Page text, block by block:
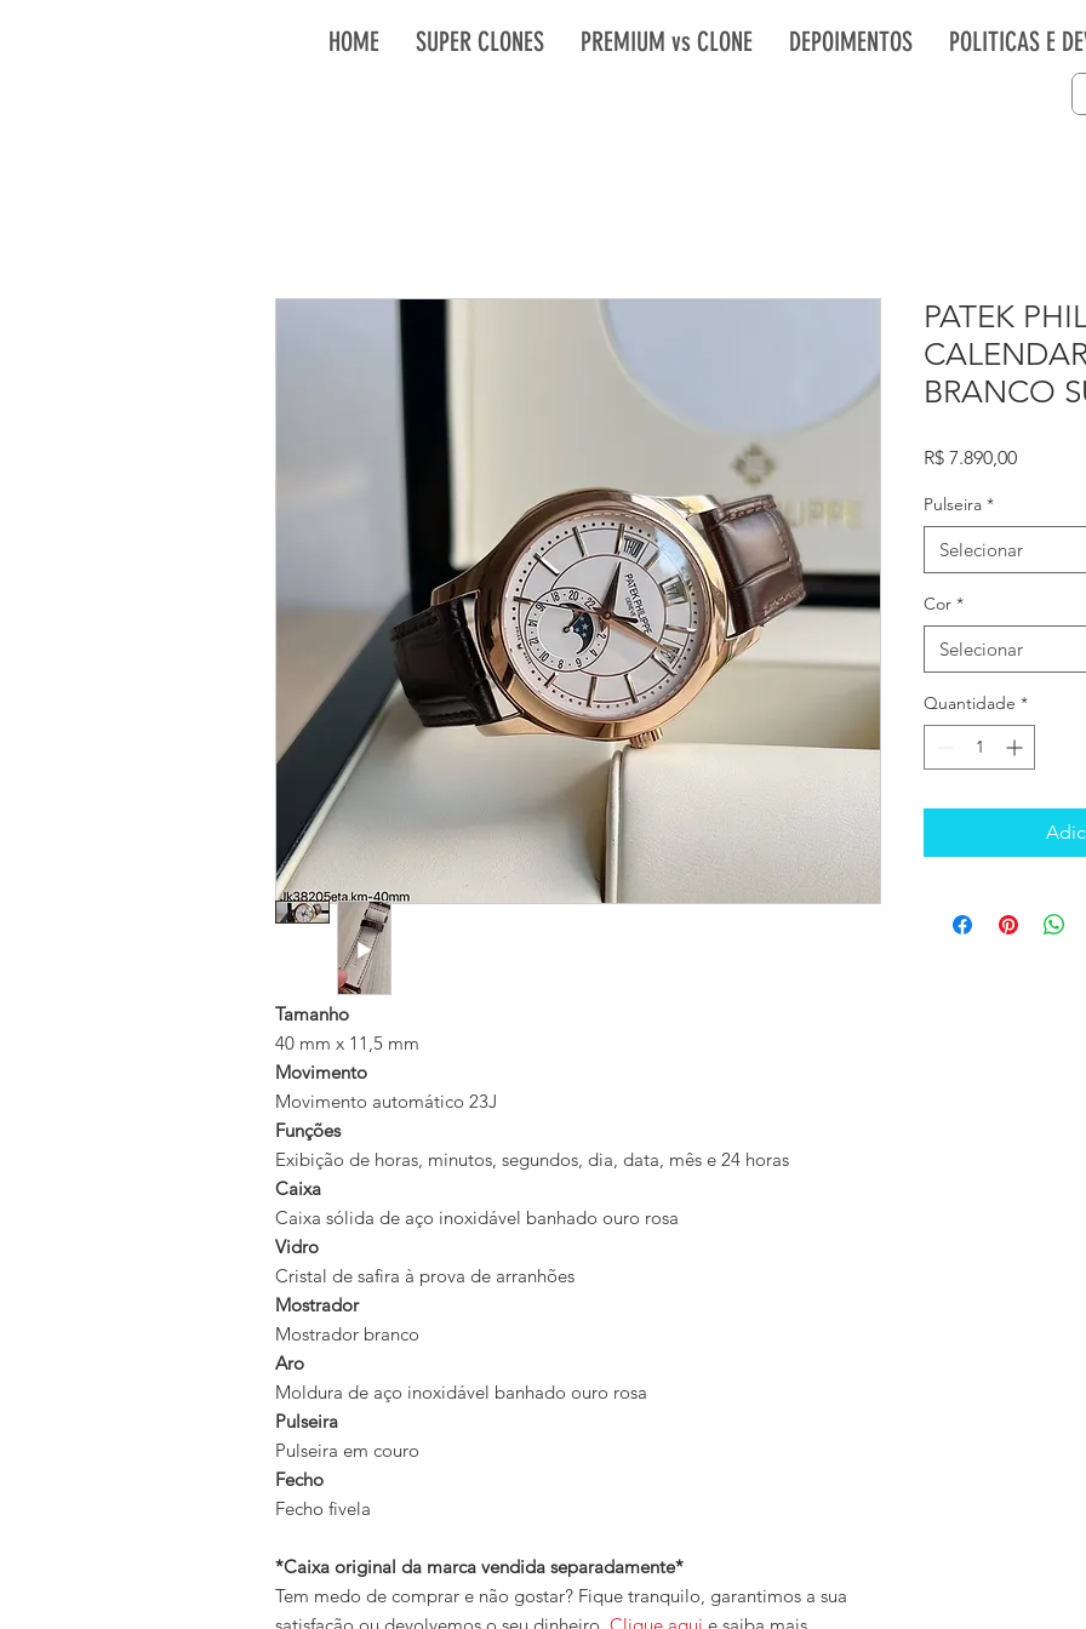
HOME SUPER CLONES PREMIUM vs CLONE DEPOIMENTOS POLITICAS E
Tamanho
40 mm x 11,5 mm
Movimento
Movimento automático 23J
Funções
Exibição de horas, minutos, segundos, dia, data, mês e 24 horas
Caixa
Caixa sólida de aço inoxidável banhado ouro rosa
Vidro
Cristal de safira à prova de arranhões
Mostrador
Mostrador branco
Aro
Moldura de aço inoxidável banhado ouro rosa
Pulseira
Pulseira em couro
Fecho
Fecho fivela
*Caixa original da marca vendida separadamente*
Tem medo de comprar e não gostar? Fique tranquilo, garantimos a sua
satisfação ou devolvemos o seu dinheiro. Clique aqui e saiba mais.
PATEK
BRANCO
R$ 7.890,00Preço
Pulseira *
Selecionar
Cor *
Selecionar
Quantidade *